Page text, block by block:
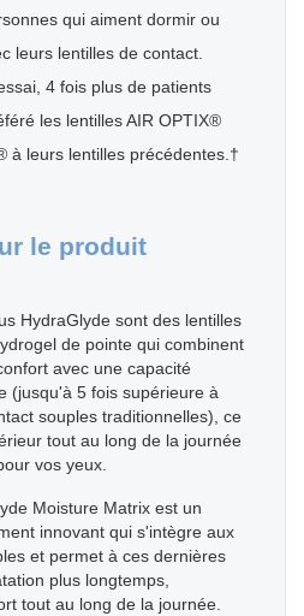
qui aiment dormir ou
leurs lentilles de contact.
4 fois plus de patients
les lentilles AIR OPTIX®
à leurs lentilles précédentes.†
le produit
HydraGlyde sont des lentilles
de pointe qui combinent
avec une capacité
(jusqu'à 5 fois supérieure à
souples traditionnelles), ce
tout au long de la journée
vos yeux.
Moisture Matrix est un
innovant qui s'intègre aux
et permet à ces dernières
plus longtemps,
tout au long de la journée.